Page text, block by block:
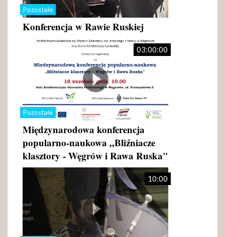
Pozostałe
Konferencja w Rawie Ruskiej
Pozostałe
03:00:00
Międzynarodowa konferencja
popularno-naukowa „Bliźniacze
klasztory - Węgrów i Rawa Ruska"
10:00